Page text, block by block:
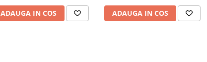
ADAUGA IN COS ADAUGA IN COS